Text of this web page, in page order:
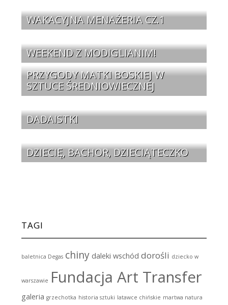
WAKACYJNA MENAŻERIA CZ.1
WEEKEND Z MODIGLIANIM!
PRZYGODY MATKI BOSKIEJ W
SZTUCE ŚREDNIOWIECZNEJ
DADAISTKI
DZIECIĘ, BACHOR, DZIECIĄTECZKO
TAGI
baletnica Degas chiny daleki wschód dorośli dziecko w
warszawie Fundacja Art Transfer
galeria grzechotka historia sztuki latawce chińskie martwa natura